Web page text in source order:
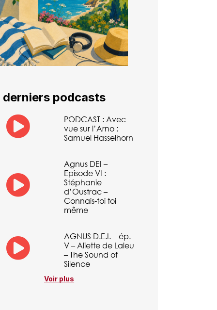
derniers podcasts
PODCAST : Avec
vue sur l’Arno :
Samuel Hasselhorn
Agnus DEI –
Episode VI :
Stéphanie
d’Oustrac –
Connais-toi toi
même
AGNUS D.E.I. – ép.
V – Aliette de Laleu
– The Sound of
Silence
Voir plus